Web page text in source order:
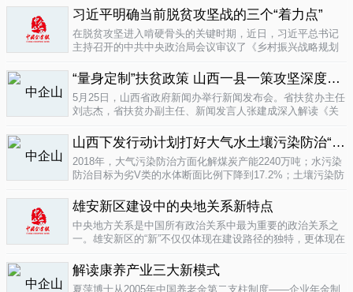
习近平明确当前脱贫攻坚战的三个“着力点”
在脱贫攻坚进入啃硬骨头的关键时期，近日，习近平总书记
主持召开的中共中央政治局会议审议了《乡村振兴战略规划
见》。...
“量身定制”扶贫政策 山西一县一策攻坚深度贫困
5月25日，山西省政府新闻办举行新闻发布会。省扶贫办主任
刘志杰，省扶贫办副主任、新闻发言人张建成深入解读《关
问。据了解...
04-12
山西下发行动计划打好大气水土壤污染防治“三战役”
2018年，大气污染防治方面化解煤炭产能2240万吨；水污染
防治目标为劣V类的水体断面比例下降到17.2%；土壤污染防
记者从山...
雄安新区建设中的央地关系新特点
中央地方关系是中国所有政治关系中最为重要的政治关系之
一。雄安新区的“新”不仅仅体现在建设路径的独特，更体现在
解读康养产业三大新模式
夏萍博士从2005年中国养老金第二支柱制度——企业年金制